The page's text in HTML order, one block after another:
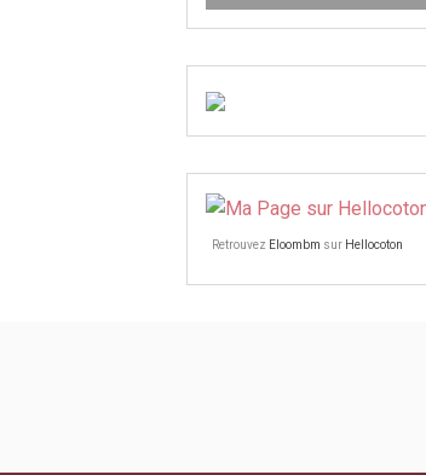
Retrouvez Eloombm sur Hellocoton